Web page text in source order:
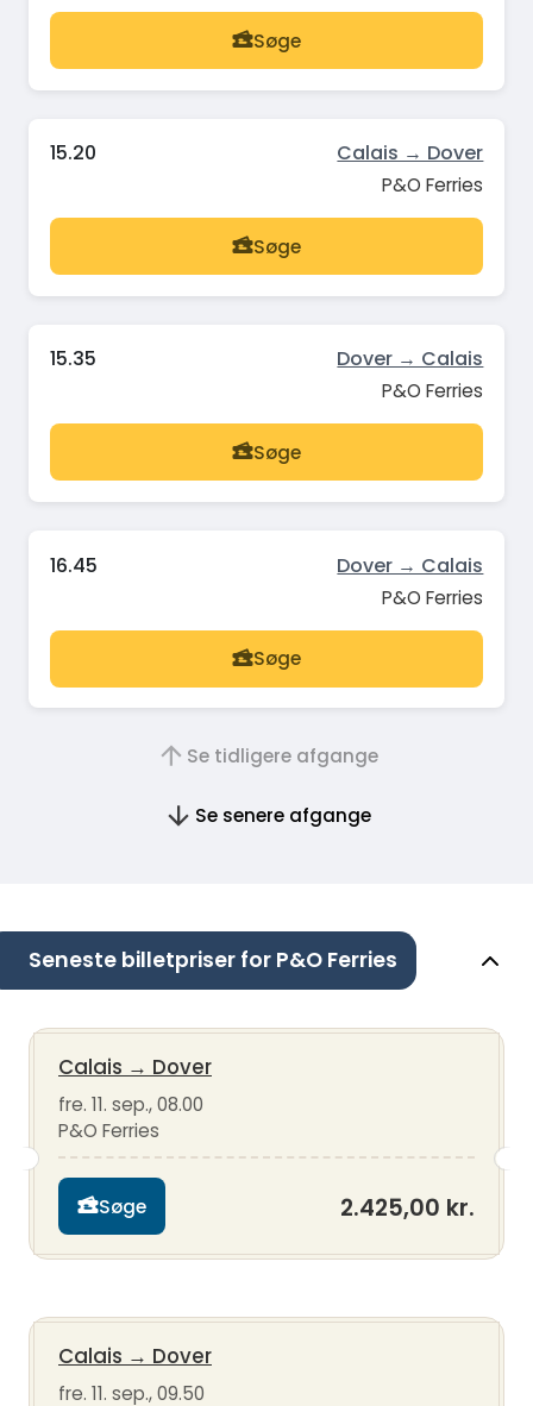
Søge
15.20 Calais → Dover
P&O Ferries
Søge
15.35 Dover → Calais
P&O Ferries
Søge
16.45 Dover → Calais
P&O Ferries
Søge
Se tidligere afgange
Se senere afgange
Seneste billetpriser for P&O Ferries
Calais → Dover
fre. 11. sep., 08.00
P&O Ferries
Søge 2.425,00 kr.
Calais → Dover
fre. 11. sep., 09.50